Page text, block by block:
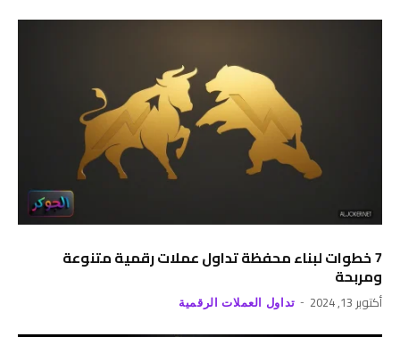
7 خطوات لبناء محفظة تداول عملات رقمية متنوعة
ومربحة
أكتوبر 13, 2024 تداول العملات الرقمية